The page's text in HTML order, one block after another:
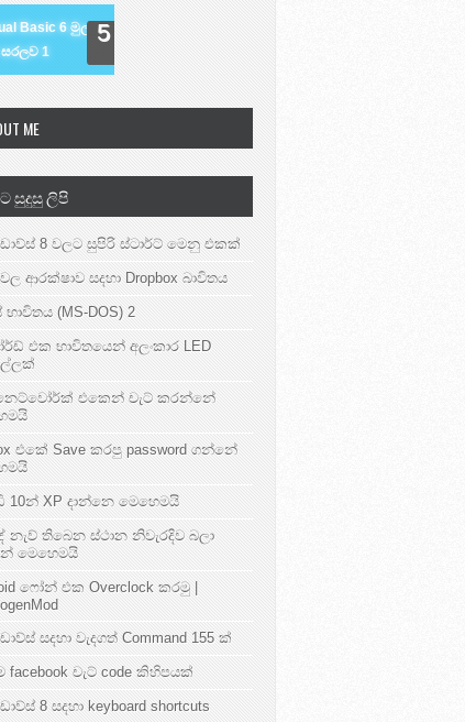
Basic 6 මුල
1
ME
සුදුසු ලිපි
8 වලට සුපිරි ස්ටාර්ට් මෙනු එකක්
ආරක්ෂාව සදහා Dropbox බාවිතය
(MS-DOS) 2
එක භාවිතයෙන් අලංකාර LED
නෙට්වෝර්ක් එකෙන් චැට් කරන්නේ
එකේ Save කරපු password ගන්නේ
10න් XP දාන්නෙ මෙහෙමයි
නැව් තිබෙන ස්ථාන නිවැරදිව බලා
මෙහෙමයි
ෆෝන් එක Overclock කරමු |
සදහා වැදගත් Command 155 ක්
facebook චැට් code කිහිපයක්
8 සදහා keyboard shortcuts